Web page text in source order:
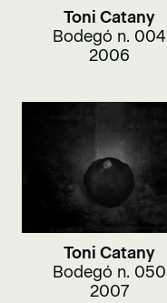
Toni Catany
Bodegó n. 004
2006
Toni Catany
Bodegó n. 050
2007